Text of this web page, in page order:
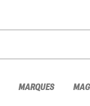
MARQUES